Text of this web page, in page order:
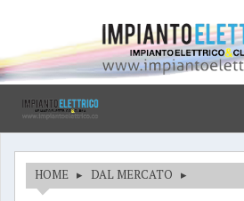
HOME ▸ DAL MERCATO ▸